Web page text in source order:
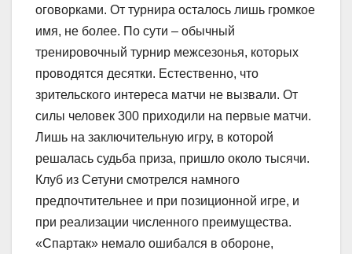
оговорками. От турнира осталось лишь громкое
имя, не более. По сути – обычный
тренировочный турнир межсезонья, которых
проводятся десятки. Естественно, что
зрительского интереса матчи не вызвали. От
силы человек 300 приходили на первые матчи.
Лишь на заключительную игру, в которой
решалась судьба приза, пришло около тысячи.
Клуб из Сетуни смотрелся намного
предпочтительнее и при позиционной игре, и
при реализации численного преимущества.
«Спартак» немало ошибался в обороне,